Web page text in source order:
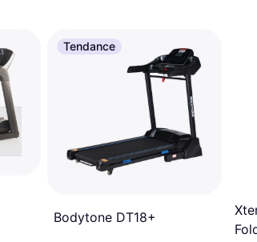
Tendance
Bodytone DT18+